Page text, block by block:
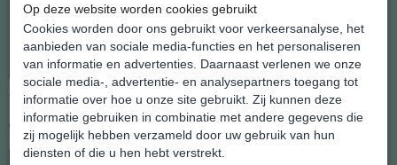
Toermalijn
€ 9,95
Apatiet
€ 9,95
Op deze website worden cookies gebruikt
Cookies worden door ons gebruikt voor verkeersanalyse, het
aanbieden van sociale media-functies en het personaliseren
van informatie en advertenties. Daarnaast verlenen we onze
sociale media-, advertentie- en analysepartners toegang tot
informatie over hoe u onze site gebruikt. Zij kunnen deze
informatie gebruiken in combinatie met andere gegevens die
zij mogelijk hebben verzameld door uw gebruik van hun
diensten of die u hen hebt verstrekt.